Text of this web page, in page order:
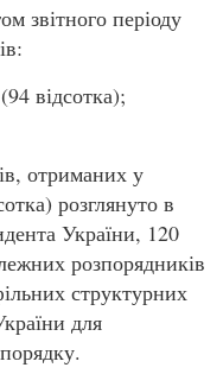
звітного періоду
відсотка);
отриманих у
розглянуто в
України, 120
розпорядників
структурних
для